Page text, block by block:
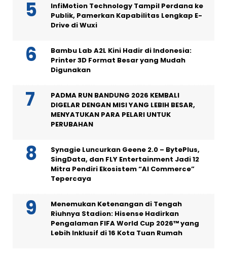
InfiMotion Technology Tampil Perdana ke
Publik, Pamerkan Kapabilitas Lengkap E-
Drive di Wuxi
Bambu Lab A2L Kini Hadir di Indonesia:
Printer 3D Format Besar yang Mudah
Digunakan
PADMA RUN BANDUNG 2026 KEMBALI
DIGELAR DENGAN MISI YANG LEBIH BESAR,
MENYATUKAN PARA PELARI UNTUK
PERUBAHAN
Synagie Luncurkan Geene 2.0 – BytePlus,
SingData, dan FLY Entertainment Jadi 12
Mitra Pendiri Ekosistem “AI Commerce”
Tepercaya
Menemukan Ketenangan di Tengah
Riuhnya Stadion: Hisense Hadirkan
Pengalaman FIFA World Cup 2026™ yang
Lebih Inklusif di 16 Kota Tuan Rumah